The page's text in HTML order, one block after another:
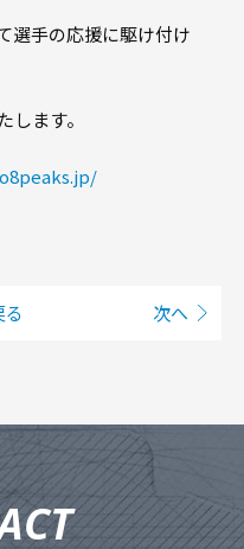
選手の応援に駆け付け
ます。
る 次へ